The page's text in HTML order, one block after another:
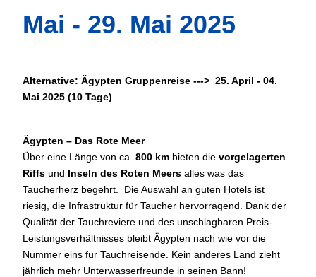
Mai - 29. Mai 2025
Alternative: Ägypten Gruppenreise ---> 25. April - 04.
Mai 2025 (10 Tage)
Ägypten – Das Rote Meer
Über eine Länge von ca. 800 km bieten die vorgelagerten
Riffs und Inseln des Roten Meers alles was das
Taucherherz begehrt. Die Auswahl an guten Hotels ist
riesig, die Infrastruktur für Taucher hervorragend. Dank der
Qualität der Tauchreviere und des unschlagbaren Preis-
Leistungsverhältnisses bleibt Ägypten nach wie vor die
Nummer eins für Tauchreisende. Kein anderes Land zieht
jährlich mehr Unterwasserfreunde in seinen Bann!